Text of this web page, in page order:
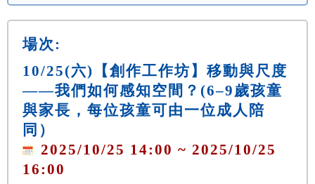
場次:
10/25(六)【創作工作坊】移動與尺度
——我們如何感知空間？(6–9歲孩童
與家長，每位孩童可由一位成人陪
同）
2025/10/25 14:00 ~ 2025/10/25
16:00